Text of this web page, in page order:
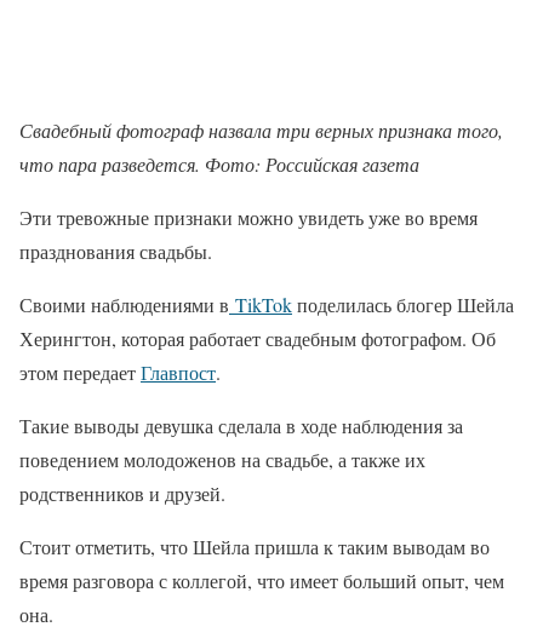
Свадебный фотограф назвала три верных признака того,
что пара разведется. Фото: Российская газета
Эти тревожные признаки можно увидеть уже во время
празднования свадьбы.
Своими наблюдениями в TikTokподелилась блогер Шейла
Херингтон, которая работает свадебным фотографом. Об
этом передаетГлавпост.
Такие выводы девушка сделала в ходе наблюдения за
поведением молодоженов на свадьбе, а также их
родственников и друзей.
Стоит отметить, что Шейла пришла к таким выводам во
время разговора с коллегой, что имеет больший опыт, чем
она.